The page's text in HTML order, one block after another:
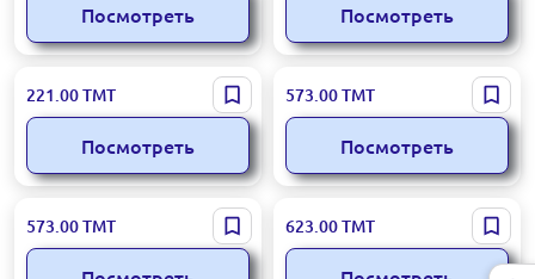
Посмотреть Посмотреть
Discord
221.00ТМТ
Посмотреть
Lovart.ai
573.00ТМТ
Посмотреть
HIGGSFIELD AI
573.00ТМТ Airbnb
623.00ТМТ